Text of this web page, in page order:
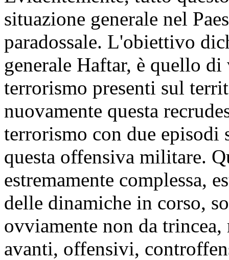
situazione generale nel
paradossale. L'obiettivo
generale Haftar, è quello
terrorismo presenti sul
nuovamente questa
terrorismo con due
questa offensiva militare.
estremamente complessa,
delle dinamiche in corso,
ovviamente non da
avanti, offensivi,